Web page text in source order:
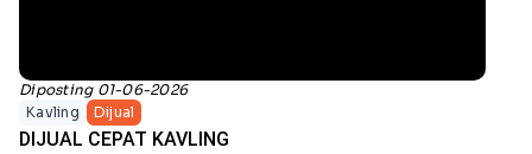
Diposting 01-06-2026
Kavling
Dijual
DIJUAL CEPAT KAVLING